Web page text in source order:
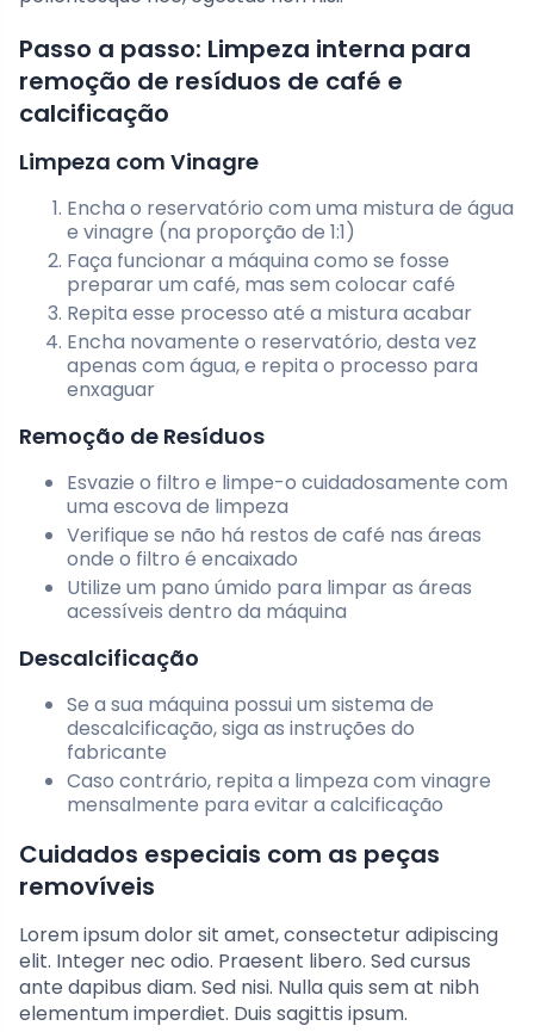
Passo a passo: Limpeza interna para
remoção de resíduos de café e
calcificação
Limpeza com Vinagre
Encha o reservatório com uma mistura de água
e vinagre (na proporção de 1:1)
Faça funcionar a máquina como se fosse
preparar um café, mas sem colocar café
Repita esse processo até a mistura acabar
Encha novamente o reservatório, desta vez
apenas com água, e repita o processo para
enxaguar
Remoção de Resíduos
Esvazie o filtro e limpe-o cuidadosamente com
uma escova de limpeza
Verifique se não há restos de café nas áreas
onde o filtro é encaixado
Utilize um pano úmido para limpar as áreas
acessíveis dentro da máquina
Descalcificação
Se a sua máquina possui um sistema de
descalcificação, siga as instruções do
fabricante
Caso contrário, repita a limpeza com vinagre
mensalmente para evitar a calcificação
Cuidados especiais com as peças
removíveis
Lorem ipsum dolor sit amet, consectetur adipiscing
elit. Integer nec odio. Praesent libero. Sed cursus
ante dapibus diam. Sed nisi. Nulla quis sem at nibh
elementum imperdiet. Duis sagittis ipsum.